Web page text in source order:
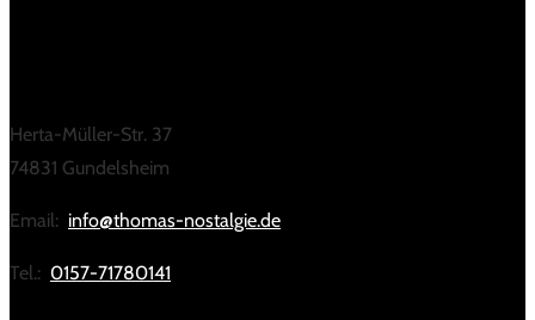
Herta-Müller-Str. 37
74831 Gundelsheim
Email: info@thomas-nostalgie.de
Tel.: 0157-71780141